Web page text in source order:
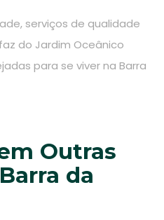
serviços de qualidade
do Jardim Oceânico
para se viver na Barra
Outras
da